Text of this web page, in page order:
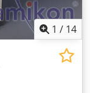
1 / 14